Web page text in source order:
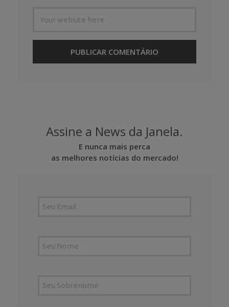
Assine a News da Janela.
E nunca mais perca
as melhores notícias do mercado!